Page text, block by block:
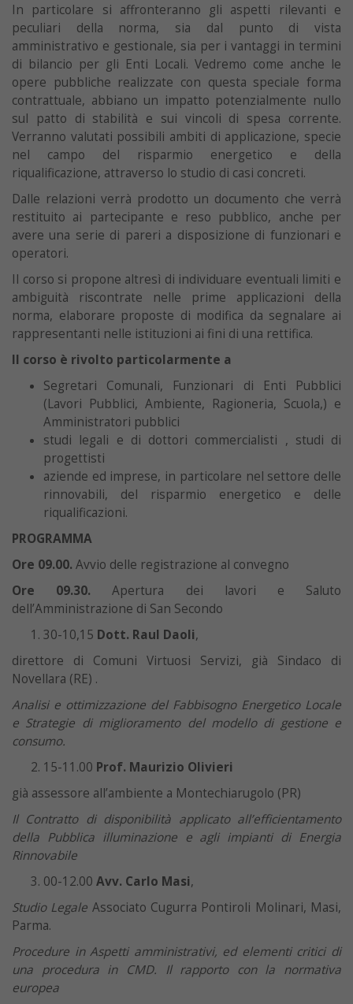
In particolare si affronteranno gli aspetti rilevanti e
peculiari della norma, sia dal punto di vista
amministrativo e gestionale, sia per i vantaggi in termini
di bilancio per gli Enti Locali. Vedremo come anche le
opere pubbliche realizzate con questa speciale forma
contrattuale, abbiano un impatto potenzialmente nullo
sul patto di stabilità e sui vincoli di spesa corrente.
Verranno valutati possibili ambiti di applicazione, specie
nel campo del risparmio energetico e della
riqualificazione, attraverso lo studio di casi concreti.
Dalle relazioni verrà prodotto un documento che verrà
restituito ai partecipante e reso pubblico, anche per
avere una serie di pareri a disposizione di funzionari e
operatori.
Il corso si propone altresì di individuare eventuali limiti e
ambiguità riscontrate nelle prime applicazioni della
norma, elaborare proposte di modifica da segnalare ai
rappresentanti nelle istituzioni ai fini di una rettifica.
Il corso è rivolto particolarmente a
Segretari Comunali, Funzionari di Enti Pubblici
(Lavori Pubblici, Ambiente, Ragioneria, Scuola,) e
Amministratori pubblici
studi legali e di dottori commercialisti , studi di
progettisti
aziende ed imprese, in particolare nel settore delle
rinnovabili, del risparmio energetico e delle
riqualificazioni.
PROGRAMMA
Ore 09.00. Avvio delle registrazione al convegno
Ore 09.30.Apertura dei lavori e Saluto
dell’Amministrazione di San Secondo
30-10,15 Dott. Raul Daoli,
direttore di Comuni Virtuosi Servizi, già Sindaco di
Novellara (RE) .
Analisi e ottimizzazione del Fabbisogno Energetico Locale
e Strategie di miglioramento del modello di gestione e
consumo.
15-11.00 Prof. Maurizio Olivieri
già assessore all’ambiente a Montechiarugolo (PR)
Il Contratto di disponibilità applicato all’efficientamento
della Pubblica illuminazione e agli impianti di Energia
Rinnovabile
00-12.00 Avv. Carlo Masi,
Studio Legale Associato Cugurra Pontiroli Molinari, Masi,
Parma.
Procedure in Aspetti amministrativi, ed elementi critici di
una procedura in CMD. Il rapporto con la normativa
europea